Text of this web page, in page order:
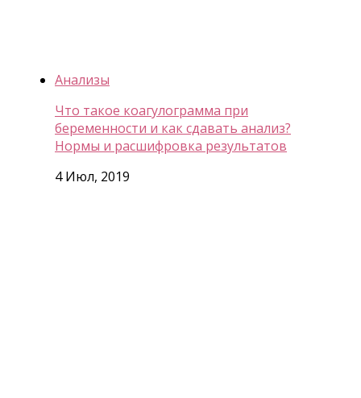
Анализы
Что такое коагулограмма при
беременности и как сдавать анализ?
Нормы и расшифровка результатов
4 Июл, 2019